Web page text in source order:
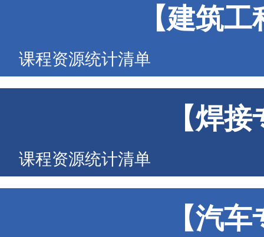
【建筑
课程资源统计清单
【焊
课程资源统计清单
【汽